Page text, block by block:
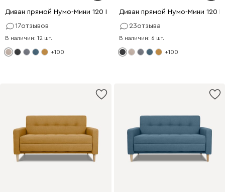
Диван прямой Нумо-Мини 120 Рогожка Кремовый
17отзывов
В наличии: 12 шт.
+100
Диван прямой Нумо-Мини 120
23отзыва
В наличии: 6 шт.
+100